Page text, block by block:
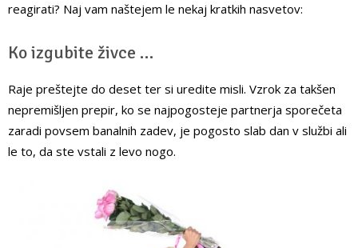
reagirati? Naj vam naštejem le nekaj kratkih nasvetov:
Ko izgubite živce …
Raje preštejte do deset ter si uredite misli. Vzrok za takšen
nepremišljen prepir, ko se najpogosteje partnerja sporečeta
zaradi povsem banalnih zadev, je pogosto slab dan v službi ali
le to, da ste vstali z levo nogo.